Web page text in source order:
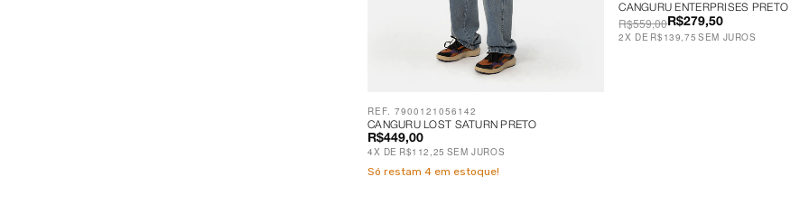
CANGURU LOST SATURN PRETO
R$449,00
4X DE R$112,25 SEM JUROS
REF. 7900121056142
Só restam 4 em estoque!
CANGURU ENTERPRISES PRETO
R$279,50
R$559,00
2X DE R$139,75 SEM JUROS